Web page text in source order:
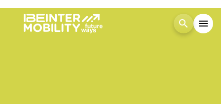
search menu